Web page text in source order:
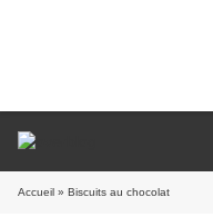
Accueil » Biscuits au chocolat